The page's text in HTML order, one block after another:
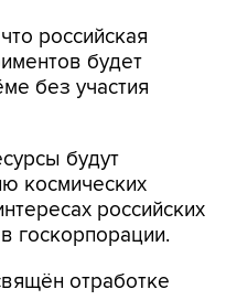
без участия
будут
российских
госкорпорации.
отработке
и техногенных